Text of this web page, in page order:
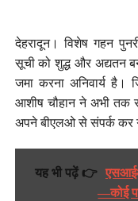
देहरादून। विशेष गहन
सूची को शुद्ध और अद्यतन
जमा करना अनिवार्य है।
आशीष चौहान ने अभी तक
अपने बीएलओ से संपर्क कर
यह भी पढ़ें 👉
—कोई